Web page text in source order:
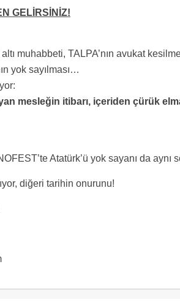
GELİRSİNİZ!
muhabbeti, TALPA’nın avukat
yok sayılması…
mesleğin itibarı, içeriden çürük
Atatürk’ü yok sayanı da aynı
diğeri tarihin onurunu!